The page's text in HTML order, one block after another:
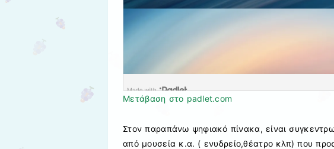
Μετάβαση στο padlet.com
Στον παραπάνω ψηφιακό πίνακα, είναι
από μουσεία κ.α. ( ενυδρείο,θέατρο κλπ) που